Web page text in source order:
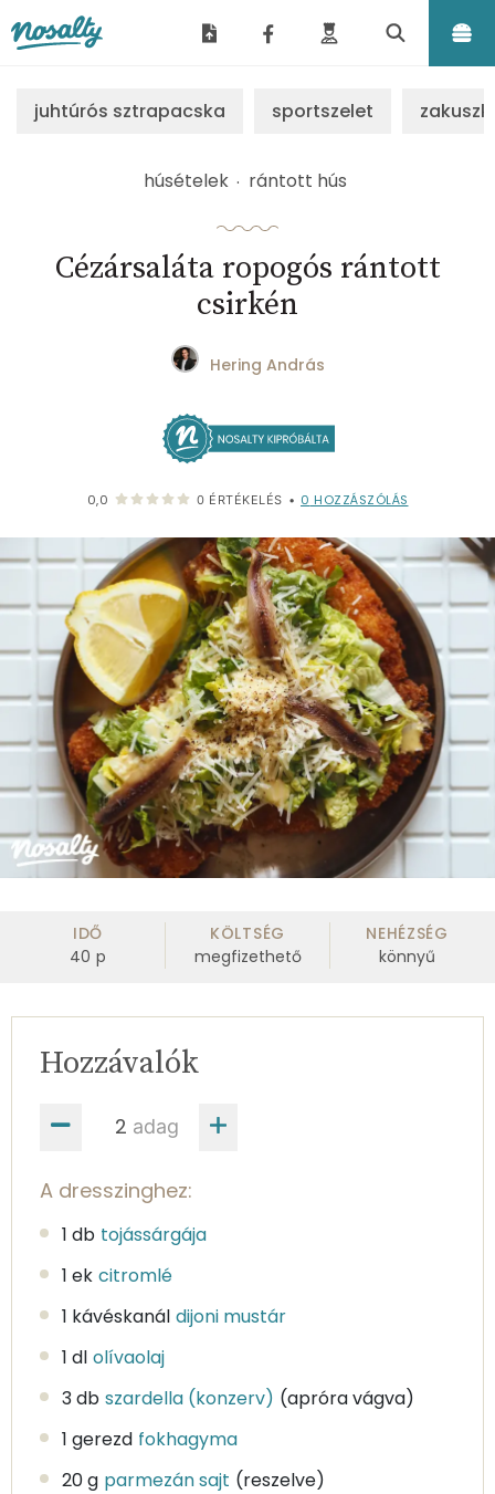
juhtúrós sztrapacska sportszelet
húsételek rántott hús
Cézársaláta ropogós rántott
csirkén
Hering András
0,0 0 ÉRTÉKELÉS • 0 HOZZÁSZÓLÁS
IDŐ
40 p
KÖLTSÉG
megfizethető
NEHÉZSÉG
könnyű
adag
Hozzávalók
A dresszinghez:
1 db tojássárgája
1 ek citromlé
1 kávéskanál dijoni mustár
1 dl olívaolaj
3 db szardella (konzerv) (apróra vágva)
1 gerezd fokhagyma
20 g parmezán sajt (reszelve)